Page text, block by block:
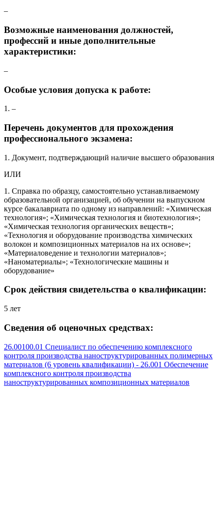
–
Возможные наименования должностей,
профессий и иные дополнительные
характеристики:
–
Особые условия допуска к работе:
1. –
Перечень документов для прохождения
профессионального экзамена:
1. Документ, подтверждающий наличие высшего образования
ИЛИ
1. Справка по образцу, самостоятельно устанавливаемому
образовательной организацией, об обучении на выпускном
курсе бакалавриата по одному из направлений: «Химическая
технология»; «Химическая технология и биотехнология»;
«Химическая технология органических веществ»;
«Технология и оборудование производства химических
волокон и композиционных материалов на их основе»;
«Материаловедение и технологии материалов»;
«Наноматериалы»; «Технологические машины и
оборудование»
Срок действия свидетельства о квалификации:
5 лет
Сведения об оценочных средствах:
26.00100.01 Специалист по обеспечению комплексного
контроля производства наноструктурированных полимерных
материалов (6 уровень квалификации) - 26.001 Обеспечение
комплексного контроля производства
наноструктурированных композиционных материалов